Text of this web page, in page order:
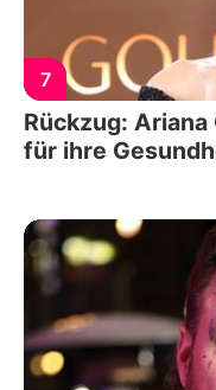
7
Rückzug:
für ihre